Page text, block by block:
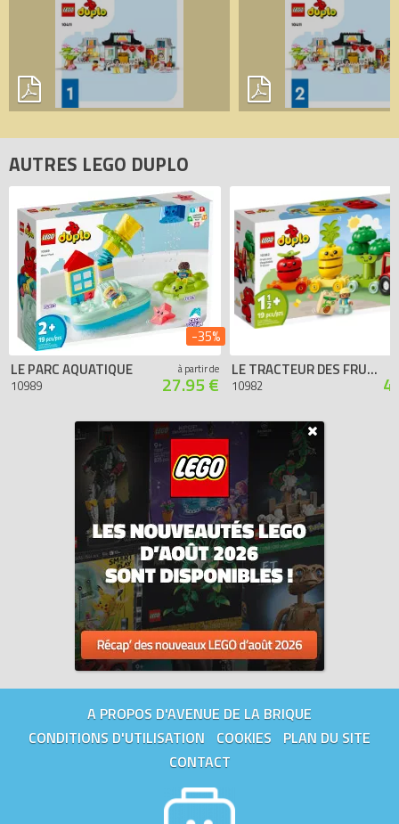
AUTRES LEGO DUPLO
LE PARC AQUATIQUE
10989
à partir de
27.95 €
-35%
LE TRACTEUR DES FRUITS ET LÉGUMES
10982
A PROPOS D'AVENUE DE LA BRIQUE
CONDITIONS D'UTILISATION
COOKIES
PLAN DU SITE
CONTACT